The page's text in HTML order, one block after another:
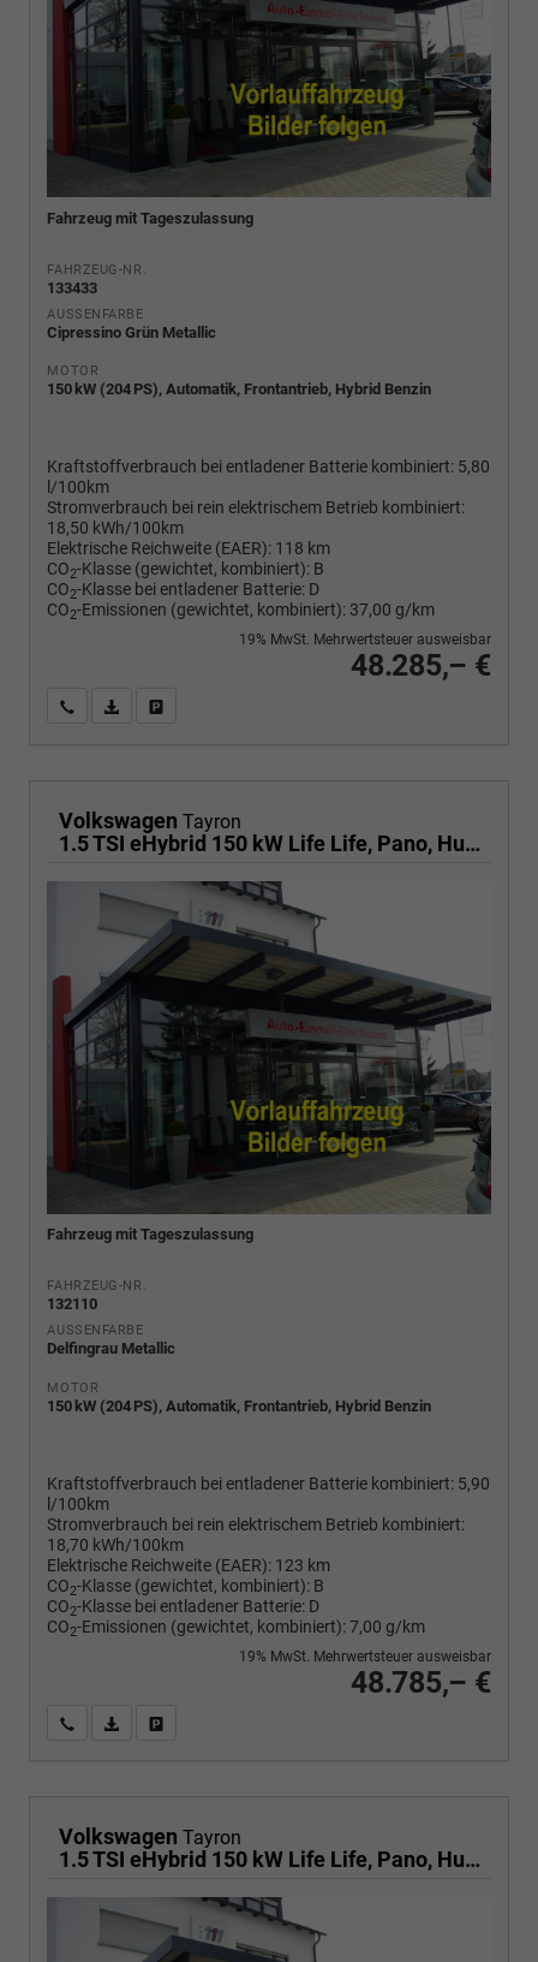
Fahrzeug mit Tageszulassung
FAHRZEUG-NR.
133433
AUSSENFARBE
Cipressino Grün Metallic
MOTOR
150 kW (204 PS), Automatik, Frontantrieb, Hybrid Benzin
Kraftstoffverbrauch bei entladener Batterie kombiniert: 5,80
l/100km
Stromverbrauch bei rein elektrischem Betrieb kombiniert:
18,50 kWh/100km
Elektrische Reichweite (EAER): 118 km
CO2-Klasse (gewichtet, kombiniert): B
CO2-Klasse bei entladener Batterie: D
CO2-Emissionen (gewichtet, kombiniert): 37,00 g/km
48.285,– €
19% MwSt. Mehrwertsteuer ausweisbar
Wir rufen Sie anPDF-Fahrzeugexposé drucken
Volkswagen Tayron
1.5 TSI eHybrid 150 kW Life Life, Pano, HuD, AHK, AreaView, Side, Navi, Winter, 5-J. Garantie
Fahrzeug mit Tageszulassung
FAHRZEUG-NR.
132110
AUSSENFARBE
Delfingrau Metallic
MOTOR
150 kW (204 PS), Automatik, Frontantrieb, Hybrid Benzin
Kraftstoffverbrauch bei entladener Batterie kombiniert: 5,90
l/100km
Stromverbrauch bei rein elektrischem Betrieb kombiniert:
18,70 kWh/100km
Elektrische Reichweite (EAER): 123 km
CO2-Klasse (gewichtet, kombiniert): B
CO2-Klasse bei entladener Batterie: D
CO2-Emissionen (gewichtet, kombiniert):7,00 g/km
48.785,– €
19% MwSt. Mehrwertsteuer ausweisbar
Wir rufen Sie anPDF-Fahrzeugexposé drucken
Volkswagen Tayron
1.5 TSI eHybrid 150 kW Life Life, Pano, HuD, AHK, AreaView, Side, Navi, Winter, 5-J. Garantie